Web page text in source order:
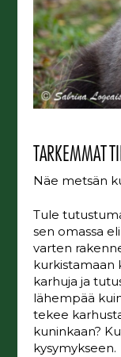
TARKEMMAT
Näe metsän
Tule
sen omassa
varten
kurkistamaan
karhuja ja
lähempää
tekee
kuninkaan?
kysymykseen.